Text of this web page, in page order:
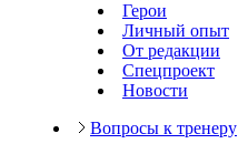
Герои
Личный опыт
От редакции
Спецпроект
Новости
Вопросы к тренеру